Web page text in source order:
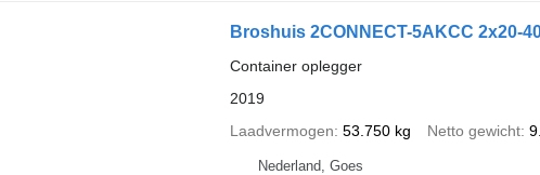
Broshuis 2CONNECT-5AKCC 2x20-
Container oplegger
2019
Laadvermogen 53.750 kg Netto gewicht
Nederland, Goes